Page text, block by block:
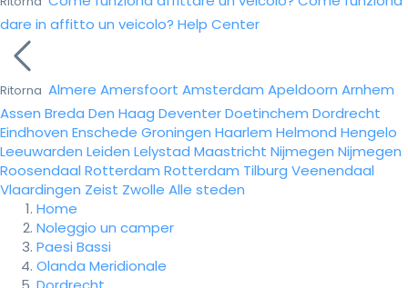
dare in affitto un veicolo? Help Center
Ritorna Almere Amersfoort Amsterdam Apeldoorn Arnhem
Assen Breda Den Haag DeventerDoetinchem Dordrecht
Eindhoven Enschede Groningen Haarlem Helmond Hengelo
Leeuwarden Leiden Lelystad Maastricht Nijmegen Nijmegen
Roosendaal Rotterdam Rotterdam Tilburg Veenendaal
Vlaardingen Zeist Zwolle Alle steden
Home
Noleggio un camper
Paesi Bassi
Olanda Meridionale